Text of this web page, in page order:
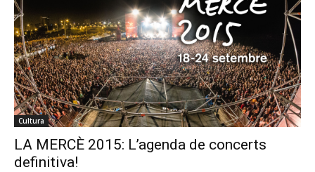
Cultura
LA MERCÈ 2015: L’agenda de concerts
definitiva!